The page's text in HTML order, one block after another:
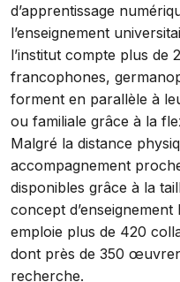
d’apprentissage
l’enseignement
l’institut compte plus de
francophones,
forment en parallèle à
ou familiale grâce à la
Malgré la distance
accompagnement
disponibles grâce à la
concept
emploie plus de 420
dont près de 350
recherche.